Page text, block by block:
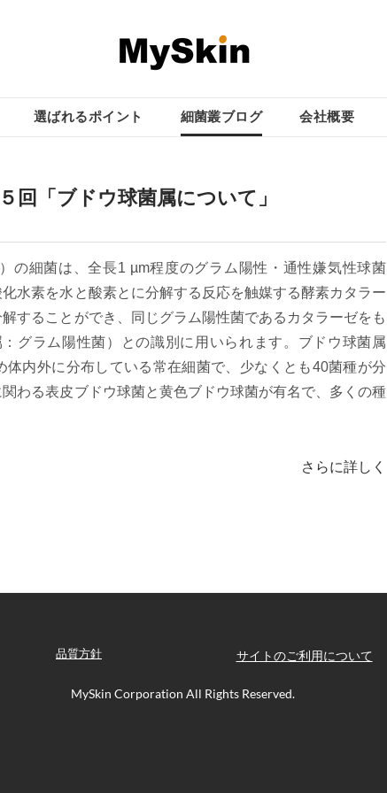
選ばれるポイント 細菌叢ブログ 会社概要
「ブドウ球菌属について」
の細菌は、全長1 µm程度のグラム陽性・通性嫌気性球菌
水素を水と酸素とに分解する反応を触媒する酵素カタラー
することができ、同じグラム陽性菌であるカタラーゼをも
：グラム陽性菌）との識別に用いられます。ブドウ球菌属
内外に分布している常在細菌で、少なくとも40菌種が分
わる表皮ブドウ球菌と黄色ブドウ球菌が有名で、多くの種
さらに詳しく
品質方針 サイトのご利用について
MySkin Corporation All Rights Reserved.